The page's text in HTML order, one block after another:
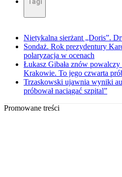
Nietykalna sierżant „Doris”.
Sondaż. Rok prezydentury
polaryzacja w ocenach
Łukasz Gibała znów
Krakowie. To jego czwarta
Trzaskowski ujawnia wyniki
próbował naciągać szpital”
Promowane treści